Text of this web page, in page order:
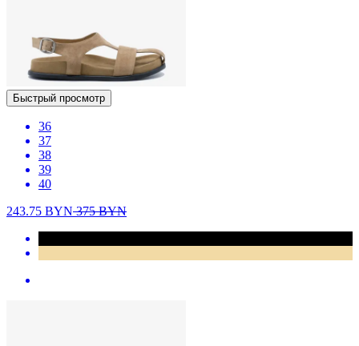
Быстрый просмотр
36
37
38
39
40
243.75 BYN375BYN